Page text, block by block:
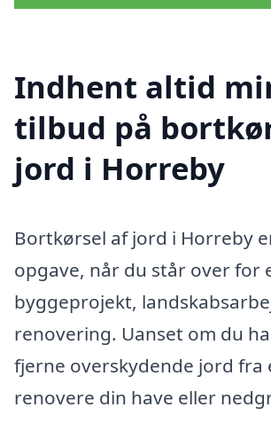
Indhent altid
tilbud på
jord i Horreby
Bortkørsel af jord i Horreby
opgave, når du står over for
byggeprojekt,
renovering. Uanset om du
fjerne overskydende jord fra
renovere din have eller